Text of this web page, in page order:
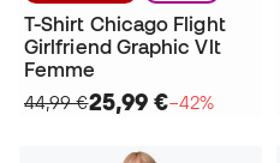
T-Shirt Chicago Flight
Girlfriend Graphic Vlt
Femme
44,99 €25,99 €−42%